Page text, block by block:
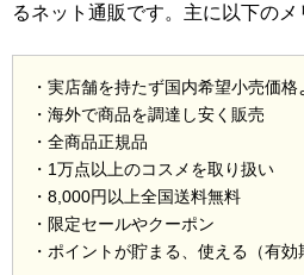
るネット通販です。主に以下のメ
・実店舗を持たず国内希望小売価格
・海外で商品を調達し安く販売
・全商品正規品
・1万点以上のコスメを取り扱い
・8,000円以上全国送料無料
・限定セールやクーポン
・ポイントが貯まる、使える（有効